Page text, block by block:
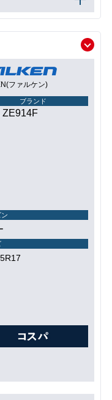
ファルケン)
ブランド
ZE914F